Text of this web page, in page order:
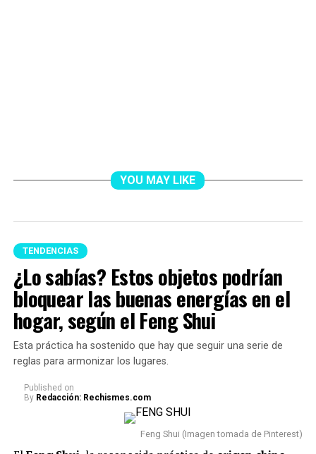
YOU MAY LIKE
TENDENCIAS
¿Lo sabías? Estos objetos podrían
bloquear las buenas energías en el
hogar, según el Feng Shui
Esta práctica ha sostenido que hay que seguir una serie de
reglas para armonizar los lugares.
Published on
By Redacción: Rechismes.com
Feng Shui (Imagen tomada de Pinterest)